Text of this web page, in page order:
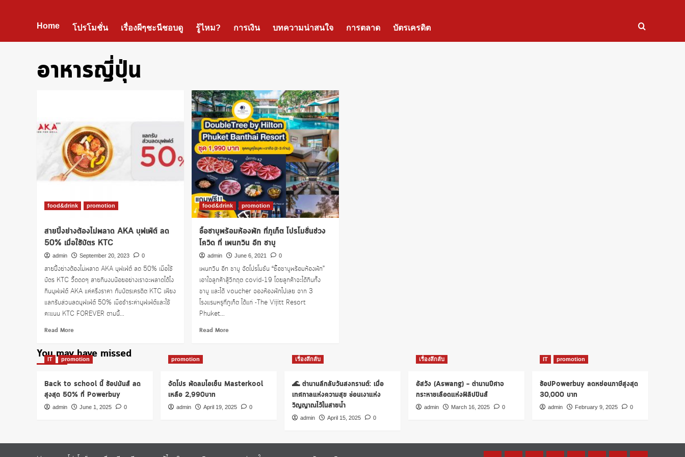
Home โปรโมชั่น เรื่องผีๆชะนีชอบดู รู้ไหม? การเงิน บทความน่าสนใจ การตลาด บัตรเครดิต
อาหารญี่ปุ่น
food&drink promotion
สายปิ้งย่างต้องไม่พลาด AKA บุฟเฟ่ต์ ลด
50% เมื่อใช้บัตร KTC
admin September 20, 2023 0
สายปิ้งย่างต้องไม่พลาด AKA บุฟเฟ่ต์ ลด 50% เมื่อใช้
บัตร KTC วี้ดดดๆ สายกินงบน้อยอย่างเราจะพลาดได้ไง
กินบุฟเฟ่ต์ AKA แค่ครึ่งราคา กับบัตรเครดิต KTC เพียง
แลกรับส่วนลดบุฟเฟ่ต์ 50% เมื่อชำระค่าบุฟเฟ่ต์และใช้
คะแนน KTC FOREVER ตามนี้...
Read More
about
สาย
ต้อง
ไม่
พลาด
50%
เมื่อ
food&drink promotion
ซื้อชาบูพร้อมห้องพัก ที่ภูเก็ต โปรโมชั่นช่วง
โควิด ที่ เพนกวิน อีท ชาบู
admin June 6, 2021 0
เพนกวิน อีท ชาบู จัดโปรโมชั่น “ซื้อชาบูพร้อมห้องพัก”
เอาใจลูกค้าสู้วิกฤต covid-19 โดยลูกค้าจะได้กินทั้ง
ชาบู และได้ voucher จองห้องพักไปเลย จาก 3
โรงแรมหรูที่ภูเก็ต ได้แก่ -The Vijitt Resort
Phuket...
Read MoreRead
พร้อม
พัก
โม
You may have missed
IT promotion
Back to school นี้ ช้อปมันส์ ลด
สูงสุด 50% ที่ Powerbuy
admin June 1, 2025 0
promotion
จัดโปร พัดลมไอเย็น Masterkool
เหลือ 2,990บาท
admin April 19, 2025 0
เรื่องลึกลับ
🌊 ตำนานลึกลับวันสงกรานต์: เมื่อ
เทศกาลแห่งความสุข ซ่อนเงาแห่ง
วิญญาณไว้ในสายน้ำ
admin April 15, 2025 0
เรื่องลึกลับ
อัสวัง (Aswang) – ตำนานปีศาจ
กระหายเลือดแห่งฟิลิปปินส์
admin March 16, 2025 0
IT promotion
ช้อปPowerbuy ลดหย่อนภาษีสูงสุด
30,000 บาท
admin February 9, 2025 0